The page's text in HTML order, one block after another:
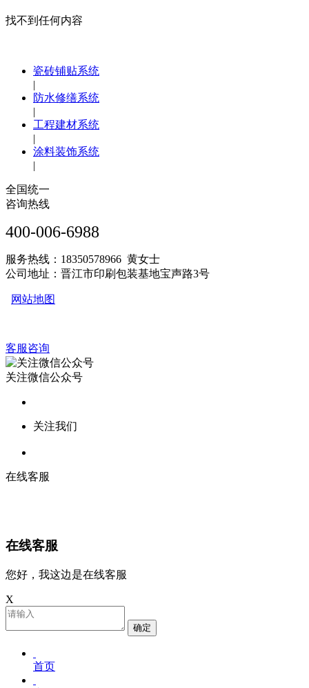
找不到任何内容
瓷砖铺贴系统
|
防水修缮系统
|
工程建材系统
|
涂料装饰系统
|
全国统一
咨询热线
400-006-6988
服务热线：18350578966 黄女士
公司地址：晋江市印刷包装基地宝声路3号
网站地图
客服咨询
关注微信公众号
关注我们
在线客服
在线客服
您好，我这边是在线客服
X
确定
首页